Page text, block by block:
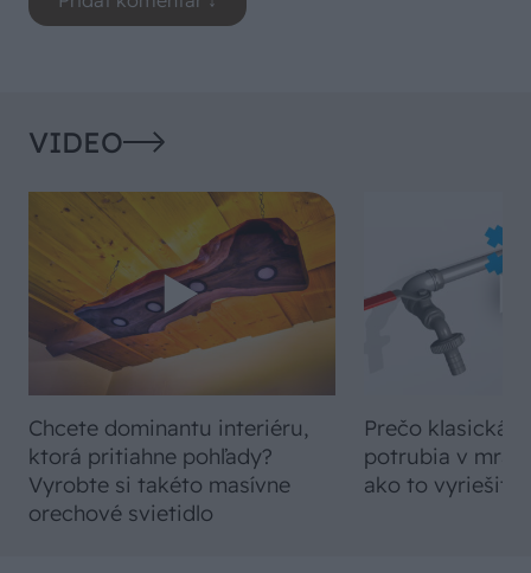
VIDEO
Chcete dominantu interiéru,
ktorá pritiahne pohľady?
Vyrobte si takéto masívne
orechové svietidlo
Prečo klasická
potrubia v
ako to vyriešiť